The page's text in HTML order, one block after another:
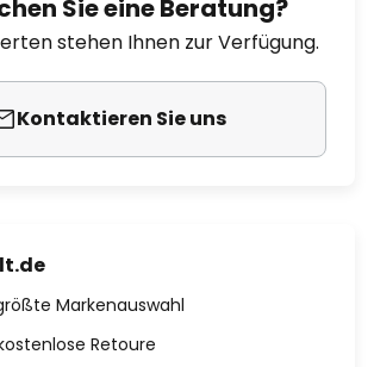
Sie eine Beratung?
stehen Ihnen zur Verfügung.
Kontaktieren Sie uns
Markenauswahl
Retoure